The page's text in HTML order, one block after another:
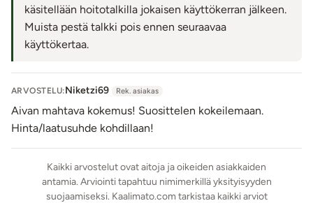
käsitellään hoitotalkilla jokaisen käyttökerran jälkeen.
Muista pestä talkki pois ennen seuraavaa
käyttökertaa.
ARVOSTELU:Niketzi69 Rek. asiakas
Aivan mahtava kokemus! Suosittelen kokeilemaan.
Hinta/laatusuhde kohdillaan!
Kaikki arvostelut ovat aitoja ja oikeiden asiakkaiden
antamia. Arviointi tapahtuu nimimerkillä yksityisyyden
suojaamiseksi. Kaalimato.com tarkistaa kaikki arviot